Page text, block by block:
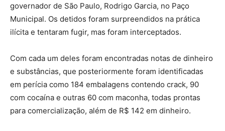
governador de São Paulo, Rodrigo Garcia, no Paço
Municipal. Os detidos foram surpreendidos na prática
ilícita e tentaram fugir, mas foram interceptados.
Com cada um deles foram encontradas notas de dinheiro
e substâncias, que posteriormente foram identificadas
em perícia como 184 embalagens contendo crack, 90
com cocaína e outras 60 com maconha, todas prontas
para comercialização, além de R$ 142 em dinheiro.